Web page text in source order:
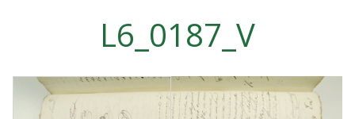
L6_0187_V